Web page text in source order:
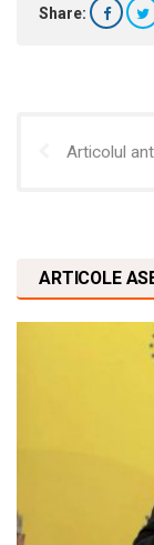
Share:
Articolul
ARTICOLE